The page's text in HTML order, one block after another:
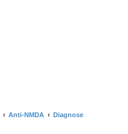
Anti-NMDA Diagnose